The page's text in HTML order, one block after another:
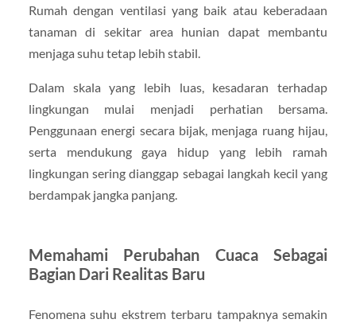
Rumah dengan ventilasi yang baik atau keberadaan
tanaman di sekitar area hunian dapat membantu
menjaga suhu tetap lebih stabil.
Dalam skala yang lebih luas, kesadaran terhadap
lingkungan mulai menjadi perhatian bersama.
Penggunaan energi secara bijak, menjaga ruang hijau,
serta mendukung gaya hidup yang lebih ramah
lingkungan sering dianggap sebagai langkah kecil yang
berdampak jangka panjang.
Memahami Perubahan Cuaca Sebagai
Bagian Dari Realitas Baru
Fenomena suhu ekstrem terbaru tampaknya semakin